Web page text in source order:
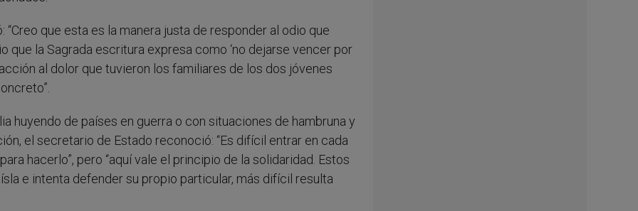
que esta es la manera justa de responder al odio que
que la Sagrada escritura expresa como ‘no dejarse vencer por
al dolor que tuvieron los familiares de los dos jóvenes
huyendo de países en guerra o con situaciones de hambruna y
el secretario de Estado reconoció: “Es difícil entrar en cada
hacerlo”, pero “aquí vale el principio de la solidaridad. Estos
e intenta defender su propio particular, más difícil resulta